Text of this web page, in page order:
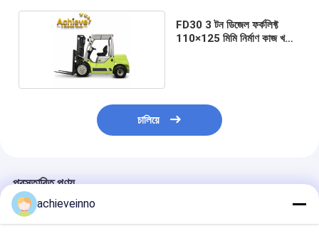
FD30 3 টন ডিজেল ফর্কলিফ্ট
110×125 মিমি নির্মাণ কাজ খনির
চালিয়ে
প্রস্তাবিত পণ্য
achieveinno